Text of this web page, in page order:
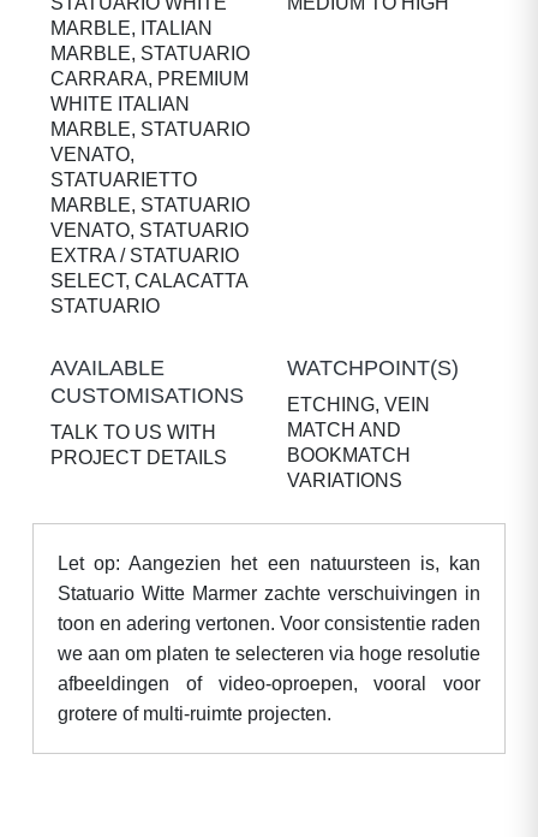
MARBLE, ITALIAN
MARBLE, STATUARIO
CARRARA, PREMIUM
WHITE ITALIAN
MARBLE, STATUARIO
VENATO,
STATUARIETTO
MARBLE, STATUARIO
VENATO, STATUARIO
EXTRA / STATUARIO
SELECT, CALACATTA
STATUARIO
AVAILABLE
CUSTOMISATIONS
TALK TO US WITH
PROJECT DETAILS
WATCHPOINT(S)
ETCHING, VEIN
MATCH AND
BOOKMATCH
VARIATIONS
Let op: Aangezien het een natuursteen is, kan
Statuario Witte Marmer zachte verschuivingen in
toon en adering vertonen. Voor consistentie raden
we aan om platen te selecteren via hoge resolutie
afbeeldingen of video-oproepen, vooral voor
grotere of multi-ruimte projecten.